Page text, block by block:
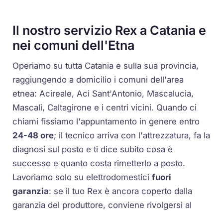
Il nostro servizio Rex a Catania e
nei comuni dell'Etna
Operiamo su tutta Catania e sulla sua provincia,
raggiungendo a domicilio i comuni dell'area
etnea: Acireale, Aci Sant'Antonio, Mascalucia,
Mascali, Caltagirone e i centri vicini. Quando ci
chiami fissiamo l'appuntamento in genere entro
24-48 ore; il tecnico arriva con l'attrezzatura, fa la
diagnosi sul posto e ti dice subito cosa è
successo e quanto costa rimetterlo a posto.
Lavoriamo solo su elettrodomesticifuori
garanzia: se il tuo Rex è ancora coperto dalla
garanzia del produttore, conviene rivolgersi al